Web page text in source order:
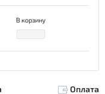
В корзину
Оплата